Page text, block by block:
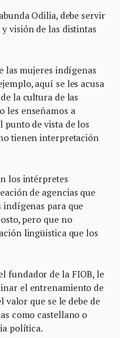
Odilia, debe servir
visión de las distintas
las mujeres indígenas
aquí se les acusa
la cultura de las
les enseñamos a
punto de vista de los
tienen interpretación
los intérpretes
de agencias que
indígenas para que
pero que no
lingüistica que los
fundador de la FIOB, le
el entrenamiento de
valor que se le debe de
como castellano o
política.